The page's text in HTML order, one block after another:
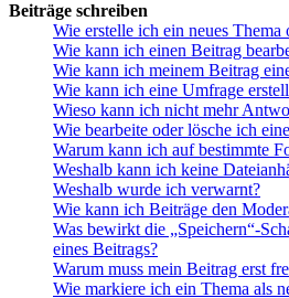
Beiträge schreiben
Wie erstelle ich ein neues
Wie kann ich einen Beitrag
Wie kann ich meinem Beitrag
Wie kann ich eine Umfrage
Wieso kann ich nicht mehr
Wie bearbeite oder lösche ich
Warum kann ich auf bestimmte
Weshalb kann ich keine
Weshalb wurde ich verwarnt?
Wie kann ich Beiträge den
Was bewirkt die „Speichern“-
eines Beitrags?
Warum muss mein Beitrag erst
Wie markiere ich ein Thema als